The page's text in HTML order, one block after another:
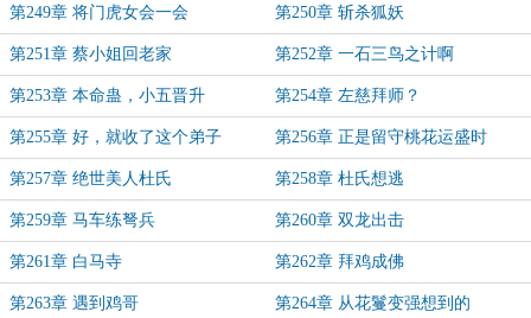
第249章 将门虎女会一会 第250章 斩杀狐妖
第251章 蔡小姐回老家 第252章 一石三鸟之计啊
第253章 本命蛊，小五晋升 第254章 左慈拜师？
第255章 好，就收了这个弟子 第256章 正是留守桃花运盛时
第257章 绝世美人杜氏 第258章 杜氏想逃
第259章 马车练弩兵 第260章 双龙出击
第261章 白马寺 第262章 拜鸡成佛
第263章 遇到鸡哥 第264章 从花鬘变强想到的